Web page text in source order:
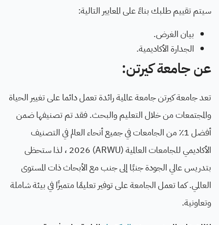
سيتم تقييم طلبك بناءً على المعايير التالية:
بيان الغرض.
الجدارة الأكاديمية.
عن جامعة كيرتن:
تعد جامعة كيرتن جامعة عالمية رائدة تعمل دائما على تغيير الحياة
والمجتمعات من خلال التعليم والبحث. فقد تم تصنيفها ضمن
أفضل 1٪ من الجامعات في جميع أنحاء العالم في التصنيف
الأكاديمي للجامعات العالمية (ARWU) 2026 ، لذا ستحظى
بتدريس عالي الجودة جنبًا إلى جنب مع الأبحاث ذات المستوى
العالمي. كما تعمل الجامعة على توفير تعليمًا متميزًا في بيئة شاملة
وتعاونية.